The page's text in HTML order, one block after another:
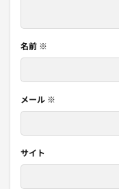
名前 ※
メール ※
サイト